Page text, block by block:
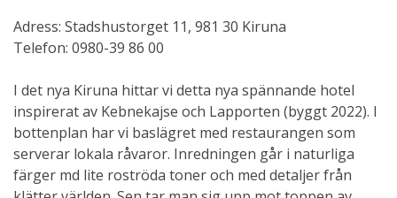
Adress: Stadshustorget 11, 981 30 Kiruna
Telefon: 0980-39 86 00
I det nya Kiruna hittar vi detta nya spännande hotel
inspirerat av Kebnekajse och Lapporten (byggt 2022). I
bottenplan har vi baslägret med restaurangen som
serverar lokala råvaror. Inredningen går i naturliga
färger md lite roströda toner och med detaljer från